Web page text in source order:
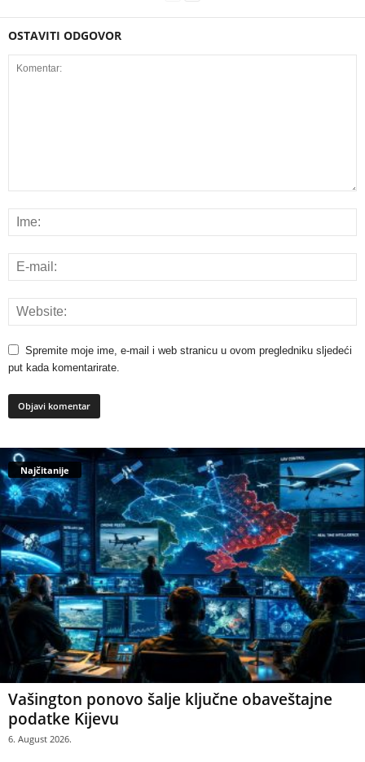
OSTAVITI ODGOVOR
Spremite moje ime, e-mail i web stranicu u ovom pregledniku sljedeći
put kada komentarirate.
Najčitanije
Vašington ponovo šalje ključne obaveštajne
podatke Kijevu
6. August 2026.